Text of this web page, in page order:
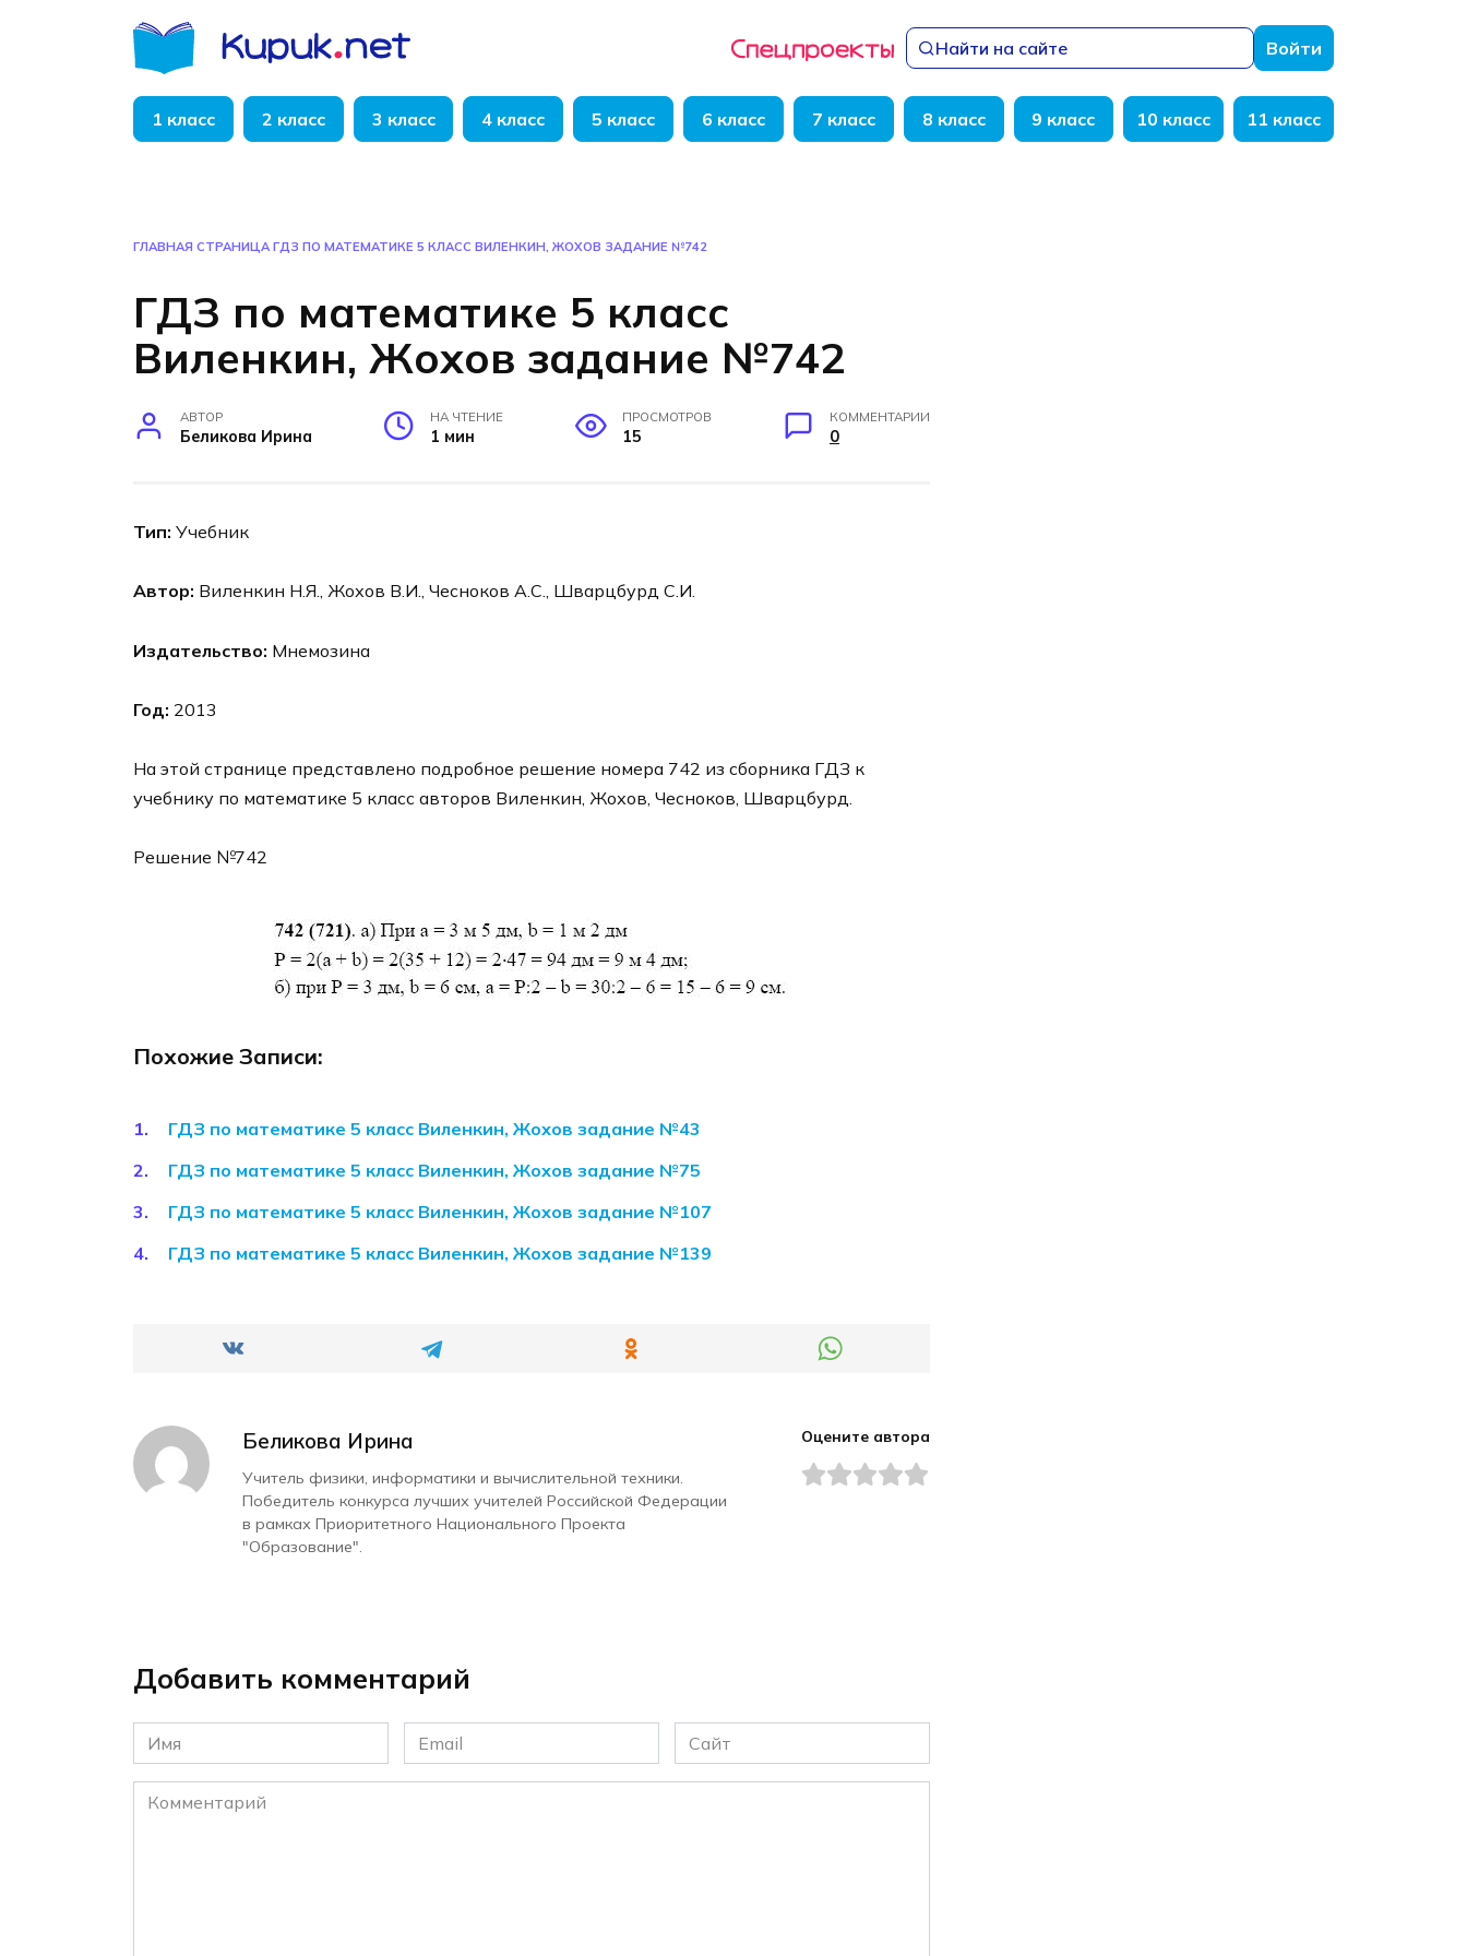
Найти на сайте Войти
1 класс 2 класс 3 класс 4 класс 5 класс 6 класс 7 класс 8 класс 9 класс 10 класс 11 класс
ГЛАВНАЯ СТРАНИЦА ГДЗ ПО МАТЕМАТИКЕ 5 КЛАСС ВИЛЕНКИН, ЖОХОВ ЗАДАНИЕ №742
ГДЗ по математике 5 класс
Виленкин, Жохов задание №742
АВТОР
Беликова Ирина
НА ЧТЕНИЕ
1 мин
ПРОСМОТРОВ
15
КОММЕНТАРИИ
0
Тип: Учебник
Автор: Виленкин Н.Я., Жохов В.И., Чесноков А.С., Шварцбурд С.И.
Издательство: Мнемозина
Год: 2013
На этой странице представлено подробное решение номера 742 из сборника ГДЗ к
учебнику по математике 5 класс авторов Виленкин, Жохов, Чесноков, Шварцбурд.
Решение №742
Похожие Записи:
ГДЗ по математике 5 класс Виленкин, Жохов задание №43
ГДЗ по математике 5 класс Виленкин, Жохов задание №75
ГДЗ по математике 5 класс Виленкин, Жохов задание №107
ГДЗ по математике 5 класс Виленкин, Жохов задание №139
Беликова Ирина
Учитель физики, информатики и вычислительной техники.
Победитель конкурса лучших учителей Российской Федерации
в рамках Приоритетного Национального Проекта
"Образование".
Оцените автора
Добавить комментарий
Имя
*
Email
*
Сайт
Комментарий